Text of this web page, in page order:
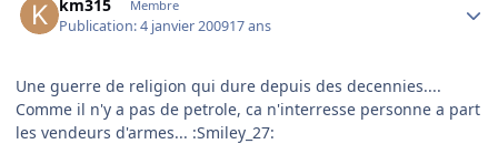
km315 Membre
Publication:4 janvier 200917 ans
Une guerre de religion qui dure depuis des decennies....
Comme il n'y a pas de petrole, ca n'interresse personne a part
les vendeurs d'armes... :Smiley_27: